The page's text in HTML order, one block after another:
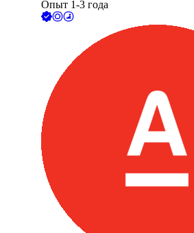
Опыт 1-3 года